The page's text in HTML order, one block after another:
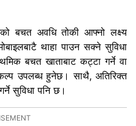
बचत अवधि तोकी आफ्नो लक्ष्य
थाहा पाउन सक्ने सुविधा
बचत खाताबाट कट्टा गर्ने वा
उपलब्ध हुनेछ। साथै, अतिरिक्त
सुविधा पनि छ।